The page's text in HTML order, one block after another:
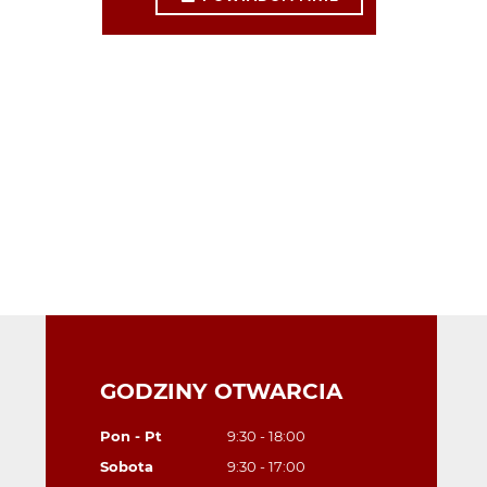
GODZINY OTWARCIA
Pon - Pt
9:30 - 18:00
Sobota
9:30 - 17:00